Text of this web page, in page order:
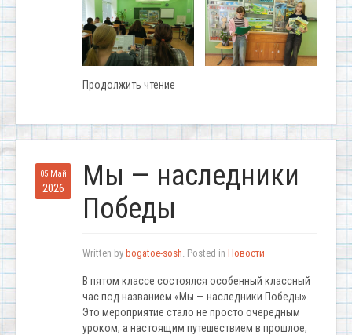
Продолжить чтение
05 Май
2026
Мы — наследники
Победы
Written by bogatoe-sosh . Posted in Новости
В пятом классе состоялся особенный классный
час под названием «Мы — наследники Победы».
Это мероприятие стало не просто очередным
уроком, а настоящим путешествием в прошлое,